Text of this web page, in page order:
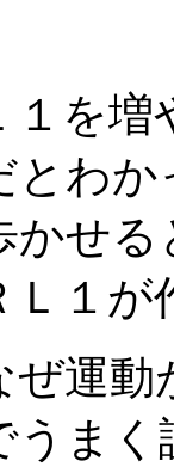
を増
とわ
かせ
Ｌ１が
運動
うま